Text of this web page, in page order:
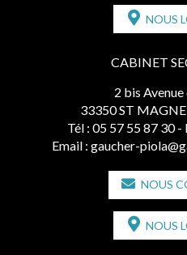
NOUS
CABINET
2 bis
33350 ST
Tél : 05 57 55 87 30 -
Email : gaucher-
NOUS
NOUS